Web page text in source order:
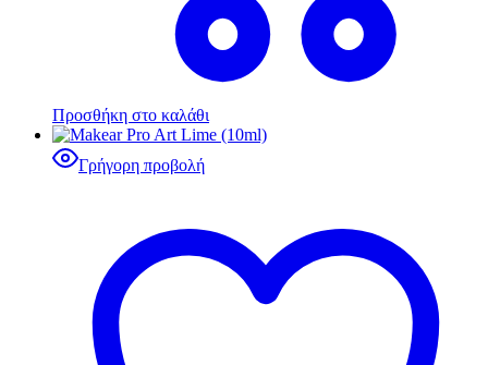
Προσθήκη στο καλάθι
Γρήγορη προβολή